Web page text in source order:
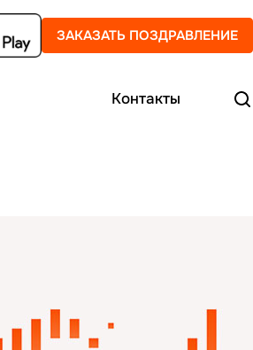
ЗАКАЗАТЬ ПОЗДРАВЛЕНИЕ
Контакты